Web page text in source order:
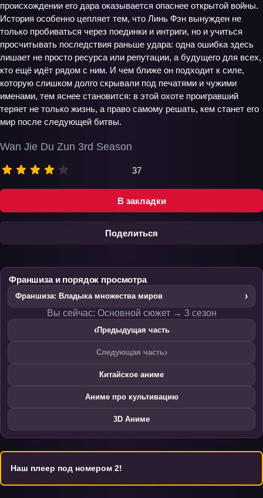
В закладки
Поделиться
Wan Jie Du Zun 3rd Season
37
происхождении его дара оказывается опаснее открытой войны.
История особенно цепляет тем, что Линь Фэн вынужден не
только пробиваться через поединки и интриги, но и учиться
просчитывать последствия раньше удара: одна ошибка здесь
лишает не просто ресурса или репутации, а будущего для всех,
кто ещё идёт рядом с ним. И чем ближе он подходит к силе,
которую слишком долго скрывали под печатями и чужими
именами, тем яснее становится: в этой охоте проигравший
теряет не только жизнь, а право самому решать, кем станет его
мир после следующей битвы.
Франшиза и порядок просмотра
Франшиза: Владыка множества миров
›
Вы сейчас: Основной сюжет → 3 сезон
‹Предыдущая часть
Следующая часть›
Китайское аниме
Аниме про культивацию
3D Аниме
Наш плеер под номером 2!